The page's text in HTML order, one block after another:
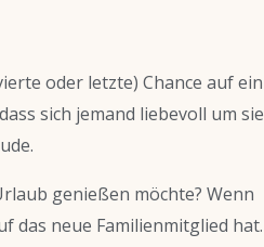
oder letzte) Chance auf ein
sich jemand liebevoll um sie
genießen möchte? Wenn
das neue Familienmitglied hat.